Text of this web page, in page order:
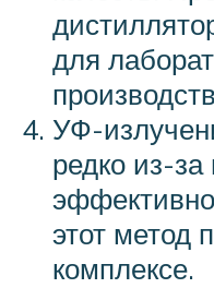
для
УФ-
редко из-за
этот метод
комплексе.